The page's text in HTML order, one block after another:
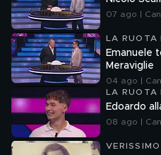
07 ago |
LA RUOTA
Emanuele
Meraviglie
04 ago |
LA RUOTA
Edoardo
08 ago |
VERISSIMO